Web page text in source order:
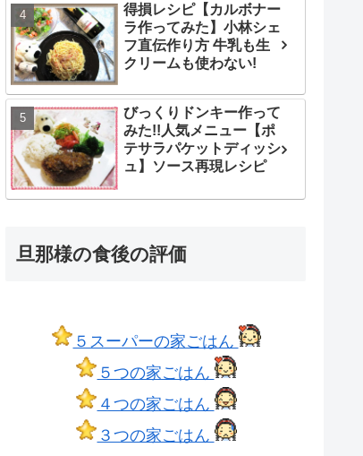
得損レシピ【カルボナー
ラ作ってみた】小林シェ
フ直伝作り方 牛乳も生
クリームも使わない!
びっくりドンキー作って
みた!!人気メニュー【ポ
テサラパケットディッシ
ュ】ソース再現レシピ
旦那様の食後の評価
５スーパーの家ごはん
５つの家ごはん
４つの家ごはん
３つの家ごはん